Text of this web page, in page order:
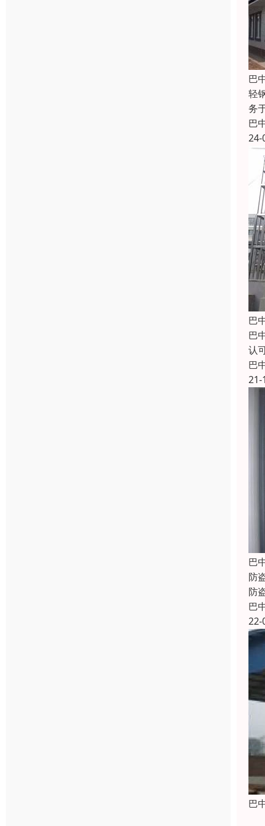
巴
轻
务
巴
24-
巴
巴
认
巴
21-
巴
防
防
巴
22-
巴